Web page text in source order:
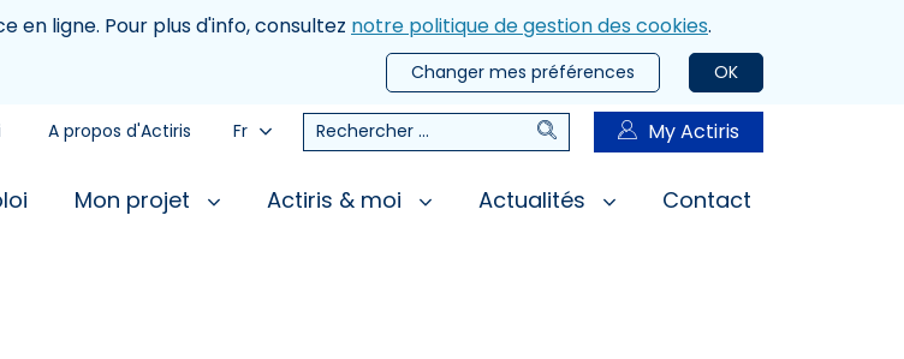
en ligne. Pour plus d'info, consultez notre politique de gestion des cookies.
OK
Changer mes préférences
A propos d'Actiris Fr Rechercher RechercherMy Actiris
Mon projet Actiris & moi Actualités Contact